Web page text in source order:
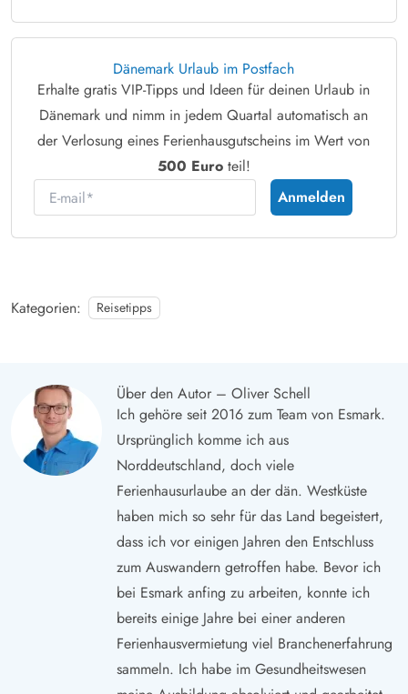
Dänemark Urlaub im Postfach
Erhalte gratis VIP-Tipps und Ideen für deinen Urlaub in
Dänemark und nimm in jedem Quartal automatisch an
der Verlosung eines Ferienhausgutscheins im Wert von
500 Euroteil!
E-mail
Anmelden
Kategorien: Reisetipps
Über den Autor – Oliver Schell
Ich gehöre seit 2016 zum Team von Esmark.
Ursprünglich komme ich aus
Norddeutschland, doch viele
Ferienhausurlaube an der dän. Westküste
haben mich so sehr für das Land begeistert,
dass ich vor einigen Jahren den Entschluss
zum Auswandern getroffen habe. Bevor ich
bei Esmark anfing zu arbeiten, konnte ich
bereits einige Jahre bei einer anderen
Ferienhausvermietung viel Branchenerfahrung
sammeln. Ich habe im Gesundheitswesen